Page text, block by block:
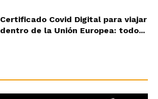
Certificado Covid Digital para viajar
dentro de la Unión Europea: todo...